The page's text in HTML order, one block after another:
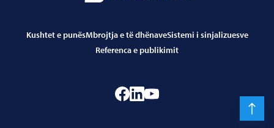
Kushtet e punësMbrojtja e të dhënaveSistemi i sinjalizuesve
Referenca e publikimit